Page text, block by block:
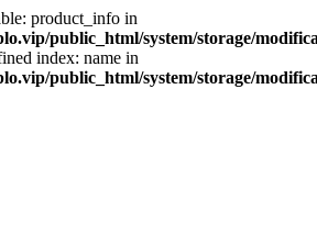
product_info in
public_html/system/storage/
index: name in
public_html/system/storage/